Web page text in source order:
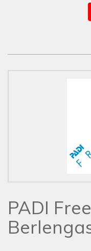
PADI